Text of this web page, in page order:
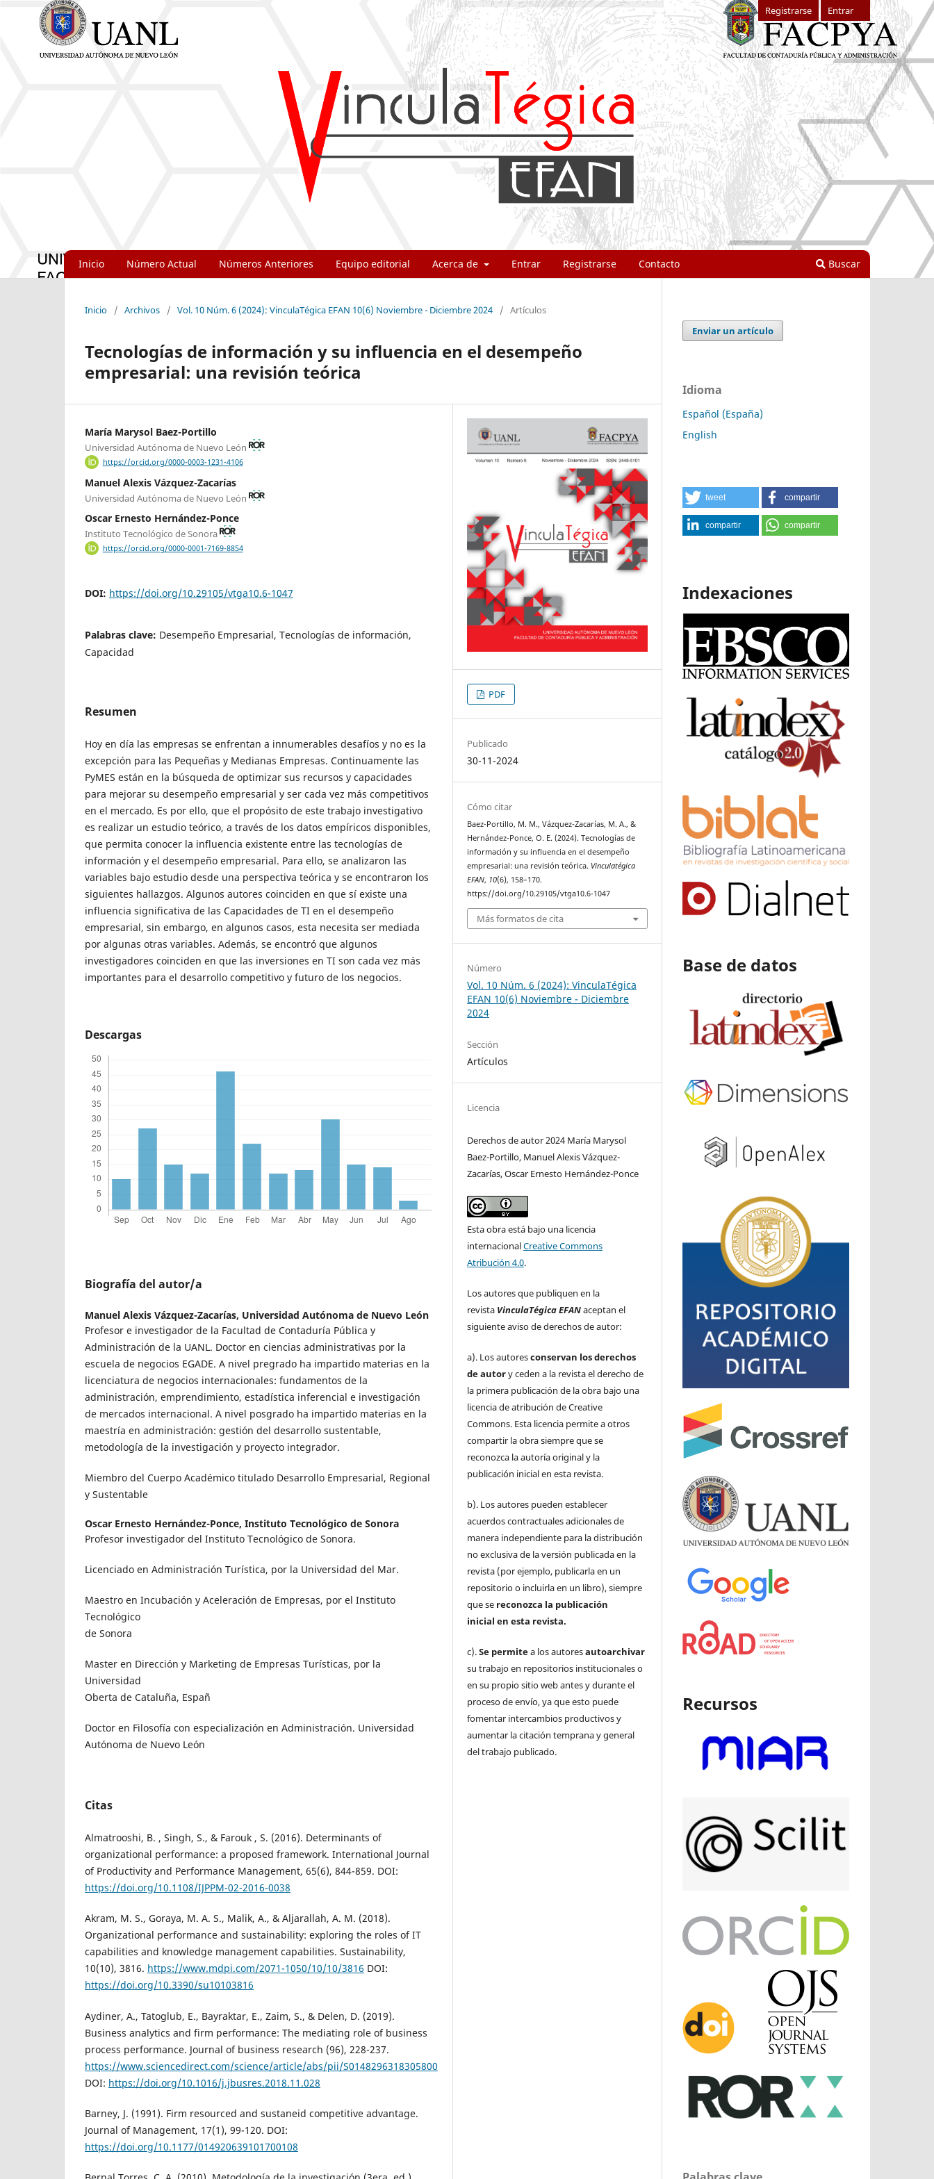
Inicio Número Actual Números Anteriores Equipo editorial Acerca de Entrar Registrarse Contacto Buscar
Registrarse Entrar
Inicio / Archivos / Vol. 10 Núm. 6 (2024): VinculaTégica EFAN 10(6) Noviembre - Diciembre 2024 / Artículos
Tecnologías de información y su influencia en el desempeño
empresarial: una revisión teórica
María Marysol Baez-Portillo
Universidad Autónoma de Nuevo León
https://orcid.org/0000-0003-1231-4106
Manuel Alexis Vázquez-Zacarías
Universidad Autónoma de Nuevo León
Oscar Ernesto Hernández-Ponce
Instituto Tecnológico de Sonora
https://orcid.org/0000-0001-7169-8854
DOI: https://doi.org/10.29105/vtga10.6-1047
Palabras clave: Desempeño Empresarial, Tecnologías de información,
Capacidad
Resumen
Hoy en día las empresas se enfrentan a innumerables desafíos y no es la
excepción para las Pequeñas y Medianas Empresas. Continuamente las
PyMES están en la búsqueda de optimizar sus recursos y capacidades
para mejorar su desempeño empresarial y ser cada vez más competitivos
en el mercado. Es por ello, que el propósito de este trabajo investigativo
es realizar un estudio teórico, a través de los datos empíricos disponibles,
que permita conocer la influencia existente entre las tecnologías de
información y el desempeño empresarial. Para ello, se analizaron las
variables bajo estudio desde una perspectiva teórica y se encontraron los
siguientes hallazgos. Algunos autores coinciden en que sí existe una
influencia significativa de las Capacidades de TI en el desempeño
empresarial, sin embargo, en algunos casos, esta necesita ser mediada
por algunas otras variables. Además, se encontró que algunos
investigadores coinciden en que las inversiones en TI son cada vez más
importantes para el desarrollo competitivo y futuro de los negocios.
Descargas
Biografía del autor/a
Manuel Alexis Vázquez-Zacarías, Universidad Autónoma de Nuevo León
Profesor e investigador de la Facultad de Contaduría Pública y
Administración de la UANL. Doctor en ciencias administrativas por la
escuela de negocios EGADE. A nivel pregrado ha impartido materias en la
licenciatura de negocios internacionales: fundamentos de la
administración, emprendimiento, estadística inferencial e investigación
de mercados internacional. A nivel posgrado ha impartido materias en la
maestría en administración: gestión del desarrollo sustentable,
metodología de la investigación y proyecto integrador.
Miembro del Cuerpo Académico titulado Desarrollo Empresarial, Regional
y Sustentable
Oscar Ernesto Hernández-Ponce, Instituto Tecnológico de Sonora
Profesor investigador del Instituto Tecnológico de Sonora.
Licenciado en Administración Turística, por la Universidad del Mar.
Maestro en Incubación y Aceleración de Empresas, por el Instituto
Tecnológico
de Sonora
Master en Dirección y Marketing de Empresas Turísticas, por la
Universidad
Oberta de Cataluña, Españ
Doctor en Filosofía con especialización en Administración. Universidad
Autónoma de Nuevo León
Citas
Almatrooshi, B. , Singh, S., & Farouk , S. (2016). Determinants of
organizational performance: a proposed framework. International Journal
of Productivity and Performance Management, 65(6), 844-859. DOI:
https://doi.org/10.1108/IJPPM-02-2016-0038
Akram, M. S., Goraya, M. A. S., Malik, A., & Aljarallah, A. M. (2018).
Organizational performance and sustainability: exploring the roles of IT
capabilities and knowledge management capabilities. Sustainability,
10(10), 3816. https://www.mdpi.com/2071-1050/10/10/3816 DOI:
https://doi.org/10.3390/su10103816
Aydiner, A., Tatoglub, E., Bayraktar, E., Zaim, S., & Delen, D. (2019).
Business analytics and firm performance: The mediating role of business
process performance. Journal of business research (96), 228-237.
https://www.sciencedirect.com/science/article/abs/pii/S0148296318305800
DOI: https://doi.org/10.1016/j.jbusres.2018.11.028
Barney, J. (1991). Firm resourced and sustaneid competitive advantage.
Journal of Management, 17(1), 99-120. DOI:
https://doi.org/10.1177/014920639101700108
PDF
Publicado
30-11-2024
Cómo citar
Baez-Portillo, M. M., Vázquez-Zacarías, M. A., &
Hernández-Ponce, O. E. (2024). Tecnologías de
información y su influencia en el desempeño
empresarial: una revisión teórica. Vinculatégica
EFAN, 10(6), 158–170.
https://doi.org/10.29105/vtga10.6-1047
Más formatos de cita
Número
Vol. 10 Núm. 6 (2024): VinculaTégica
EFAN 10(6) Noviembre - Diciembre
2024
Sección
Artículos
Licencia
Derechos de autor 2024 María Marysol
Baez-Portillo, Manuel Alexis Vázquez-
Zacarías, Oscar Ernesto Hernández-Ponce
Esta obra está bajo una licencia
internacionalCreative Commons
Atribución 4.0.
Los autores que publiquen en la
revista VinculaTégica EFANaceptan el
siguiente aviso de derechos de autor:
a). Los autoresconservan los derechos
de autory ceden a la revista el derecho de
la primera publicación de la obra bajo una
licencia de atribución de Creative
Commons. Esta licencia permite a otros
compartir la obra siempre que se
reconozca la autoría original y la
publicación inicial en esta revista.
b). Los autores pueden establecer
acuerdos contractuales adicionales de
manera independiente para la distribución
no exclusiva de la versión publicada en la
revista (por ejemplo, publicarla en un
repositorio o incluirla en un libro), siempre
que se reconozca la publicación
inicial en esta revista.
c).Se permitea los autoresautoarchivar
su trabajo en repositorios institucionales o
en su propio sitio web antes y durante el
proceso de envío, ya que esto puede
fomentar intercambios productivos y
aumentar la citación temprana y general
del trabajo publicado.
Enviar un artículo
Idioma
Español (España)
English
tweet compartir
compartir compartir
Indexaciones
Base de datos
Recursos